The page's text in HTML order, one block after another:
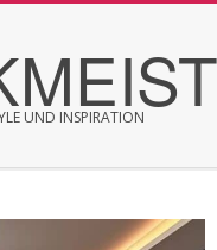
UND INSPIRATION